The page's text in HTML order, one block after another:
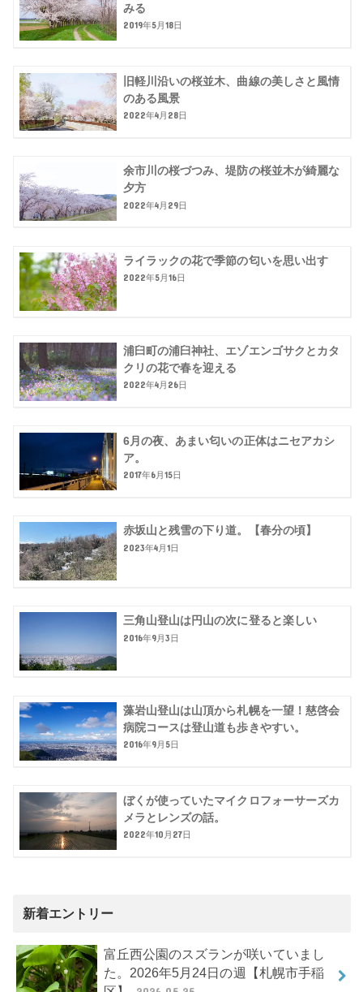
みる
2019年5月18日
旧軽川沿いの桜並木、曲線の美しさと風情
のある風景
2022年4月28日
余市川の桜づつみ、堤防の桜並木が綺麗な
夕方
2022年4月29日
ライラックの花で季節の匂いを思い出す
2022年5月16日
浦臼町の浦臼神社、エゾエンゴサクとカタ
クリの花で春を迎える
2022年4月26日
6月の夜、あまい匂いの正体はニセアカシ
ア。
2017年6月15日
赤坂山と残雪の下り道。【春分の頃】
2023年4月1日
三角山登山は円山の次に登ると楽しい
2016年9月3日
藻岩山登山は山頂から札幌を一望！慈啓会
病院コースは登山道も歩きやすい。
2016年9月5日
ぼくが使っていたマイクロフォーサーズカ
メラとレンズの話。
2022年10月27日
新着エントリー
富丘西公園のスズランが咲いていまし
た。2026年5月24日の週【札幌市手稲